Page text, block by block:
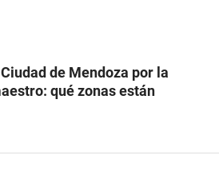
de Mendoza por la
qué zonas están